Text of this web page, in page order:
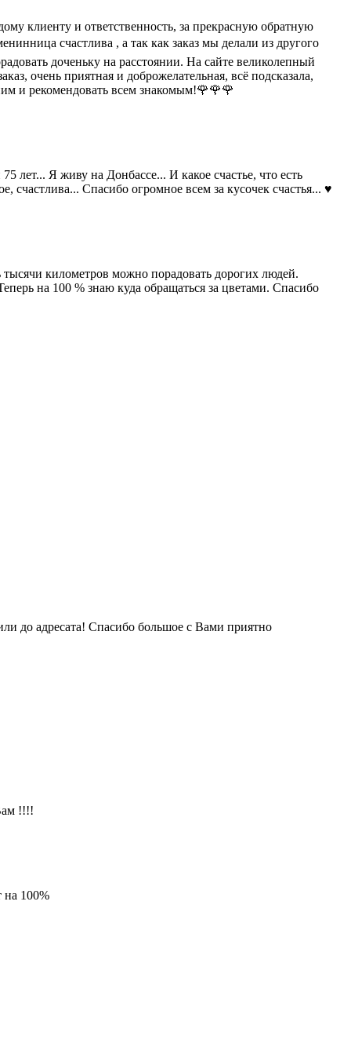
клиенту и ответственность, за прекрасную обратную
счастлива , а так как заказ мы делали из другого
доченьку на расстоянии. На сайте великолепный
очень приятная и доброжелательная, всё подсказала,
и рекомендовать всем знакомым!🌹🌹🌹
лет... Я живу на Донбассе... И какое счастье, что есть
счастлива... Спасибо огромное всем за кусочек счастья... ♥️
километров можно порадовать дорогих людей.
на 100 % знаю куда обращаться за цветами. Спасибо
до адресата! Спасибо большое с Вами приятно
!!!!
на 100%